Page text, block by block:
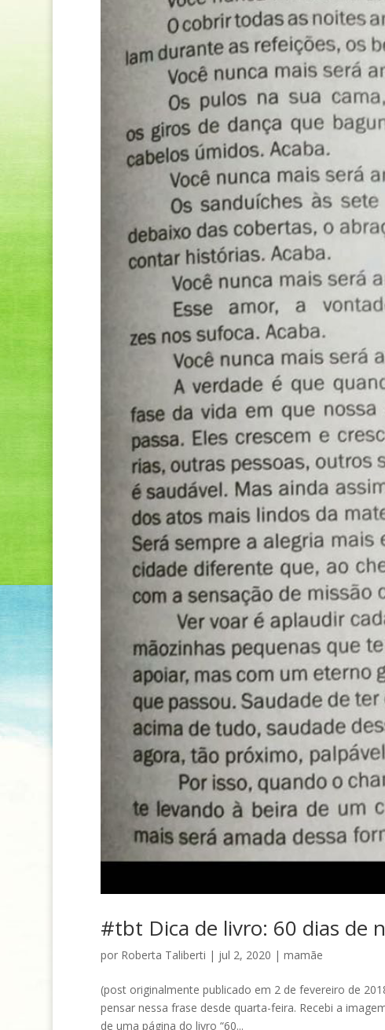
#tbt Dica de livro: 60 dias de
por Roberta Taliberti | jul 2, 2020 | mamãe
(post originalmente publicado em 2 de fevereiro de
pensar nessa frase desde quarta-feira. Recebi a
de uma página do livro “60...